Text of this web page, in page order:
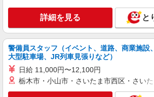
正社員
月給28万2,020円〜33万1,400円 ※
員処遇改善加算含む ※経験
慮の上、決定します ※夜勤
〇資格手当 〇職種手当 〇業
手当 〇夜勤手当 〇深夜勤務
エイジフリーハウス神戸
詳細を見る と
警備員スタッフ（イベント、道路、商業施設、
大型駐車場、JR列車見張りなど）
日給 11,000円〜12,100円
栃木市・小山市・さいたま市西区・さい